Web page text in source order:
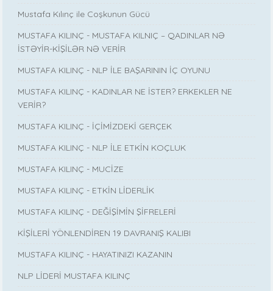
Mustafa Kılınç ile Coşkunun Gücü
MUSTAFA KILINÇ - MUSTAFA KILNIÇ – QADINLAR NƏ
İSTƏYİR-KİŞİLƏR NƏ VERİR
MUSTAFA KILINÇ - NLP İLE BAŞARININ İÇ OYUNU
MUSTAFA KILINÇ - KADINLAR NE İSTER? ERKEKLER NE
VERİR?
MUSTAFA KILINÇ - İÇİMİZDEKİ GERÇEK
MUSTAFA KILINÇ - NLP İLE ETKİN KOÇLUK
MUSTAFA KILINÇ - MUCİZE
MUSTAFA KILINÇ - ETKİN LİDERLİK
MUSTAFA KILINÇ - DEĞİŞİMİN ŞİFRELERİ
KİŞİLERİ YÖNLENDİREN 19 DAVRANIŞ KALIBI
MUSTAFA KILINÇ - HAYATINIZI KAZANIN
NLP LİDERİ MUSTAFA KILINÇ